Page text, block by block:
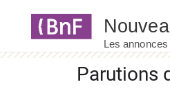
Parutions